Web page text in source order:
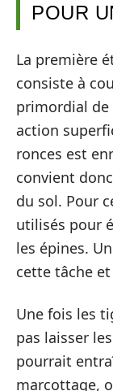
POUR
La première
consiste à
primordial de
action
ronces est
convient
du sol. Pour
utilisés pour
les épines.
cette tâche
Une fois les
pas laisser
pourrait
marcottage,